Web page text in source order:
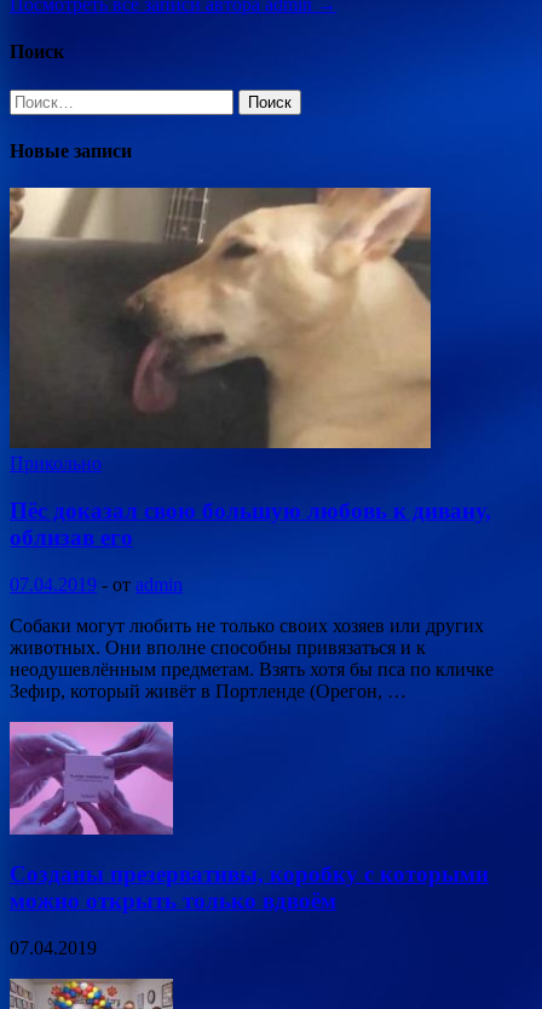
Посмотреть все записи автора admin →
Поиск
Найти:
Новые записи
Прикольно
Пёс доказал свою большую любовь к дивану,
облизав его
07.04.2019 - от admin
Собаки могут любить не только своих хозяев или других
животных. Они вполне способны привязаться и к
неодушевлённым предметам. Взять хотя бы пса по кличке
Зефир, который живёт в Портленде (Орегон, …
Созданы презервативы, коробку с которыми
можно открыть только вдвоём
07.04.2019